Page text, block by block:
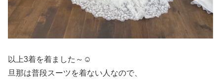
以上3着を着ました～☺️
旦那は普段スーツを着ない人なので、